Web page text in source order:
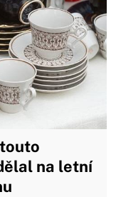
na letní